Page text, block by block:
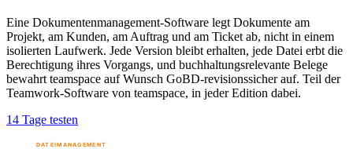
Eine Dokumentenmanagement-Software legt Dokumente am
Projekt, am Kunden, am Auftrag und am Ticket ab, nicht in einem
isolierten Laufwerk. Jede Version bleibt erhalten, jede Datei erbt die
Berechtigung ihres Vorgangs, und buchhaltungsrelevante Belege
bewahrt teamspace auf Wunsch GoBD-revisionssicher auf. Teil der
Teamwork-Software von teamspace, in jeder Edition dabei.
14 Tage testen